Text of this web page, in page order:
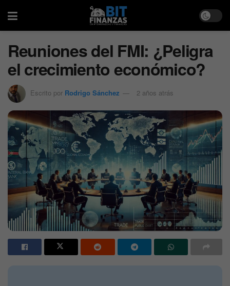
Reuniones del FMI: ¿Peligra
el crecimiento económico?
Escrito por Rodrigo Sánchez 2 años atrás